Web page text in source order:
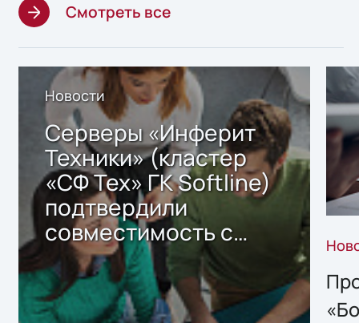
Смотреть все
Новости
Серверы «Инферит
Техники» (кластер
«СФ Тех» ГК Softline)
подтвердили
совместимость с
решением Sharx
Storage 2.x для
хранения данных